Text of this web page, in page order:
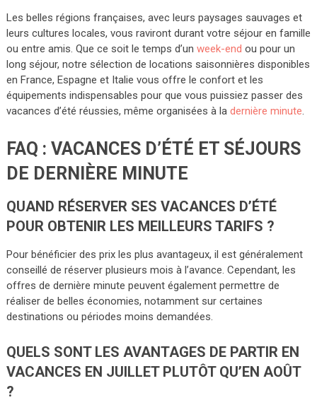
Les belles régions françaises, avec leurs paysages sauvages et
leurs cultures locales, vous raviront durant votre séjour en famille
ou entre amis. Que ce soit le temps d’un week-end ou pour un
long séjour, notre sélection de locations saisonnières disponibles
en France, Espagne et Italie vous offre le confort et les
équipements indispensables pour que vous puissiez passer des
vacances d’été réussies, même organisées à la dernière minute.
FAQ : VACANCES D’ÉTÉ ET SÉJOURS
DE DERNIÈRE MINUTE
QUAND RÉSERVER SES VACANCES D’ÉTÉ
POUR OBTENIR LES MEILLEURS TARIFS ?
Pour bénéficier des prix les plus avantageux, il est généralement
conseillé de réserver plusieurs mois à l’avance. Cependant, les
offres de dernière minute peuvent également permettre de
réaliser de belles économies, notamment sur certaines
destinations ou périodes moins demandées.
QUELS SONT LES AVANTAGES DE PARTIR EN
VACANCES EN JUILLET PLUTÔT QU’EN AOÛT
?